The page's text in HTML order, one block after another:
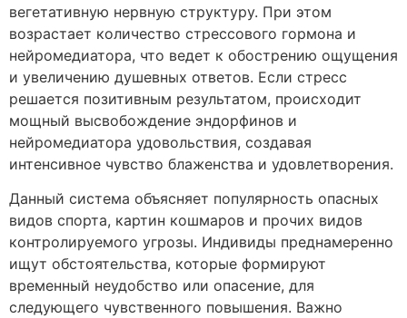
вегетативную нервную структуру. При этом
возрастает количество стрессового гормона и
нейромедиатора, что ведет к обострению ощущения
и увеличению душевных ответов. Если стресс
решается позитивным результатом, происходит
мощный высвобождение эндорфинов и
нейромедиатора удовольствия, создавая
интенсивное чувство блаженства и удовлетворения.
Данный система объясняет популярность опасных
видов спорта, картин кошмаров и прочих видов
контролируемого угрозы. Индивиды преднамеренно
ищут обстоятельства, которые формируют
временный неудобство или опасение, для
следующего чувственного повышения. Важно